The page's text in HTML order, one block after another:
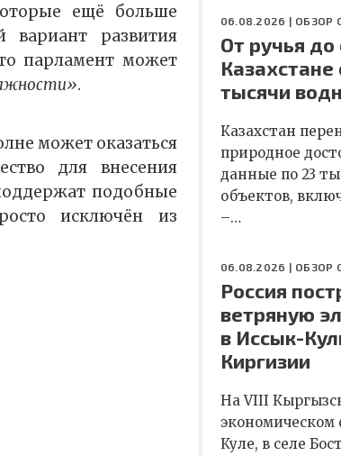
ещё больше
вариант развития
парламент может
.
может оказаться
для внесения
подобные
исключён из
06.08.2026 | ОБЗОР
От ручья до
тысячи
Казахстан
природное
данные по 23
объектов,
–…
06.08.2026 | ОБЗОР
Россия
ветряную
в Иссык-
Киргизии
На VIII
Куле, в селе